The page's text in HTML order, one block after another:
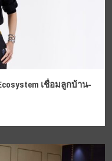
เชื่อมลูกบ้าน-